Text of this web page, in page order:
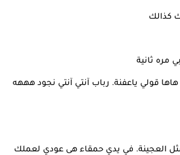
كذالك
مره ثانية
قولي ياعفنة. رباب آنتي آنتي نجود هههه
العجينة. في يدي حمقاء هى عودي لعملك